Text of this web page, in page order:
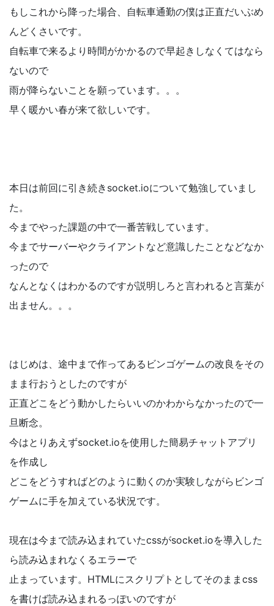
もしこれから降った場合、自転車通勤の僕は正直だいぶめ
んどくさいです。
自転車で来るより時間がかかるので早起きしなくてはなら
ないので
雨が降らないことを願っています。。。
早く暖かい春が来て欲しいです。
本日は前回に引き続きsocket.ioについて勉強していまし
た。
今までやった課題の中で一番苦戦しています。
今までサーバーやクライアントなど意識したことなどなか
ったので
なんとなくはわかるのですが説明しろと言われると言葉が
出ません。。。
はじめは、途中まで作ってあるビンゴゲームの改良をその
まま行おうとしたのですが
正直どこをどう動かしたらいいのかわからなかったので一
旦断念。
今はとりあえずsocket.ioを使用した簡易チャットアプリ
を作成し
どこをどうすればどのように動くのか実験しながらビンゴ
ゲームに手を加えている状況です。
現在は今まで読み込まれていたcssがsocket.ioを導入した
ら読み込まれなくるエラーで
止まっています。HTMLにスクリプトとしてそのままcss
を書けば読み込まれるっぽいのですが